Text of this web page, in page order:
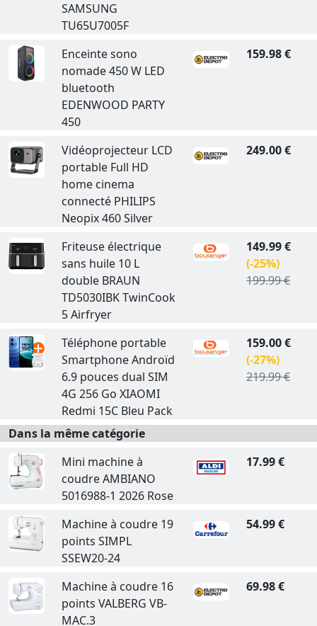
SAMSUNG
TU65U7005F
Enceinte sono
nomade 450 W LED
bluetooth
EDENWOOD PARTY
450
159.98 €
Vidéoprojecteur LCD
portable Full HD
home cinema
connecté PHILIPS
Neopix 460 Silver
249.00 €
Friteuse électrique
sans huile 10 L
double BRAUN
TD5030IBK TwinCook
5 Airfryer
149.99 €
(-25%)
199.99 €
Téléphone portable
Smartphone Androïd
6.9 pouces dual SIM
4G 256 Go XIAOMI
Redmi 15C Bleu Pack
159.00 €
(-27%)
219.99 €
Dans la même catégorie
Mini machine à
coudre AMBIANO
5016988-1 2026 Rose
17.99 €
Machine à coudre 19
points SIMPL
SSEW20-24
54.99 €
Machine à coudre 16
points VALBERG VB-
MAC.3
69.98 €